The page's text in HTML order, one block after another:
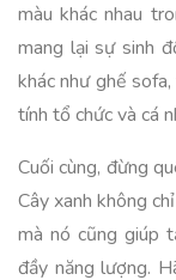
màu khác nhau
mang lại sự sinh
khác như ghế
tính tổ chức và cá
Cuối cùng, đừng
Cây xanh không
mà nó cũng giúp
đầy năng lượng.